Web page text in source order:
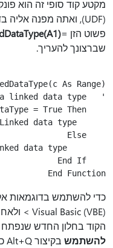
מקטע קוד סופי זה הוא
פשוט הזן =
שברצונך להעריך.
End Function
כדי להשתמש בדוגמאות
Visual Basic (VBE)
>
הקוד בחלון החדש
להשתמש